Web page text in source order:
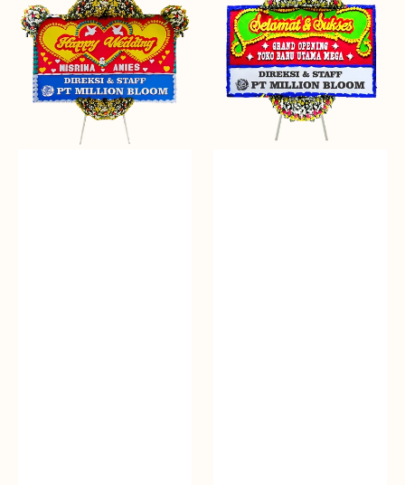
Happiness
-
Bunga
Papan
New
Heights
Bunga
Papan